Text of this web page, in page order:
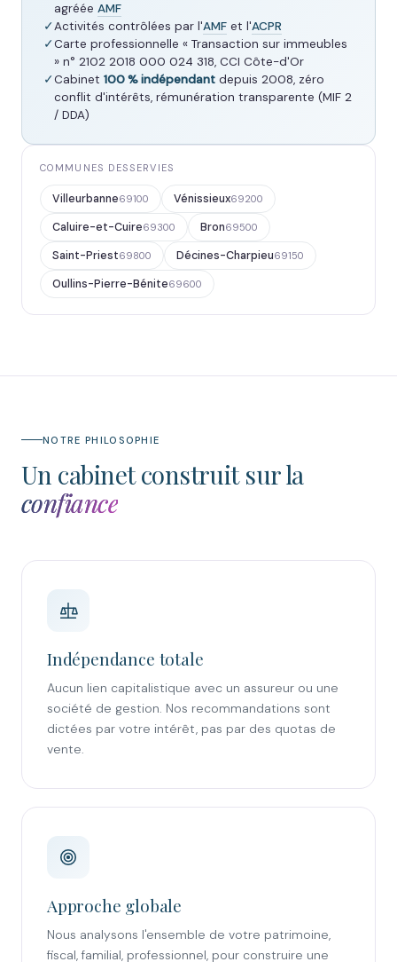
agréée AMF
✓Activités contrôlées par l'AMF et l'ACPR
✓Carte professionnelle « Transaction sur immeubles
» n° 2102 2018 000 024 318, CCI Côte-d'Or
✓Cabinet 100 % indépendant depuis 2008, zéro
conflit d'intérêts, rémunération transparente (MIF 2
/ DDA)
COMMUNES DESSERVIES
Villeurbanne69100 Vénissieux69200
Caluire-et-Cuire69300 Bron69500
Saint-Priest69800 Décines-Charpieu69150
Oullins-Pierre-Bénite69600
NOTRE PHILOSOPHIE
Un cabinet construit sur la
confiance
Indépendance totale
Aucun lien capitalistique avec un assureur ou une
société de gestion. Nos recommandations sont
dictées par votre intérêt, pas par des quotas de
vente.
Approche globale
Nous analysons l'ensemble de votre patrimoine,
fiscal, familial, professionnel, pour construire une